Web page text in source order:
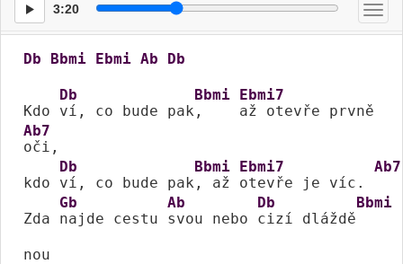
3:20
Db Bbmi Ebmi Ab Db
Kdo
Db
ví, co bude pak
Bbmi
,
Ebmi7
Ab7
oči,
kdo
Db
ví, co bude pak
Bbmi
, až
Ebmi7
otevře je víc.
Ab7
Zda
Gb
najde cestu
Ab
svou nebo
Db
cizí dláždě
Bbmi
nou